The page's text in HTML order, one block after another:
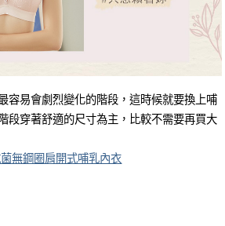
容易會劇烈變化的階段，這時候就要換上哺
段穿著舒適的尺寸為主，比較不需要再買大
無鋼圈肩開式哺乳內衣